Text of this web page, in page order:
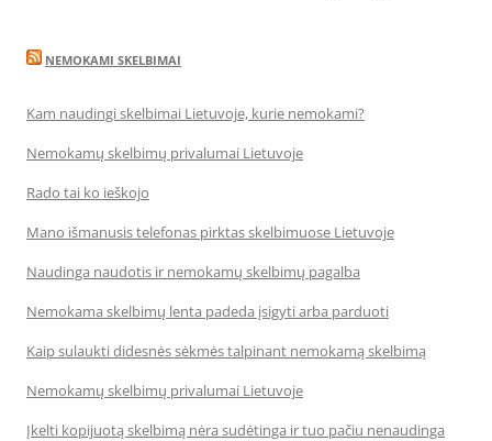
NEMOKAMI SKELBIMAI
Kam naudingi skelbimai Lietuvoje, kurie nemokami?
Nemokamų skelbimų privalumai Lietuvoje
Rado tai ko ieškojo
Mano išmanusis telefonas pirktas skelbimuose Lietuvoje
Naudinga naudotis ir nemokamų skelbimų pagalba
Nemokama skelbimų lenta padeda įsigyti arba parduoti
Kaip sulaukti didesnės sėkmės talpinant nemokamą skelbimą
Nemokamų skelbimų privalumai Lietuvoje
Įkelti kopijuotą skelbimą nėra sudėtinga ir tuo pačiu nenaudinga